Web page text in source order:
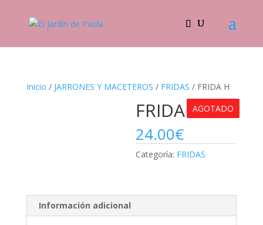
Inicio / JARRONES Y MACETEROS / FRIDAS / FRIDA H
AGOTADO
FRIDA H
24.00€
Categoría: FRIDAS
Información adicional